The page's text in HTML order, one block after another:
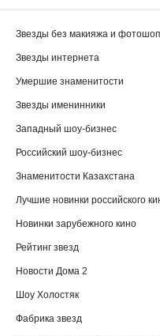
Звезды без макияжа и
Звезды интернета
Умершие знаменитости
Звезды именинники
Западный шоу-бизнес
Российский шоу-бизнес
Знаменитости Казахстана
Лучшие новинки российского
Новинки зарубежного кино
Рейтинг звезд
Новости Дома 2
Шоу Холостяк
Фабрика звезд